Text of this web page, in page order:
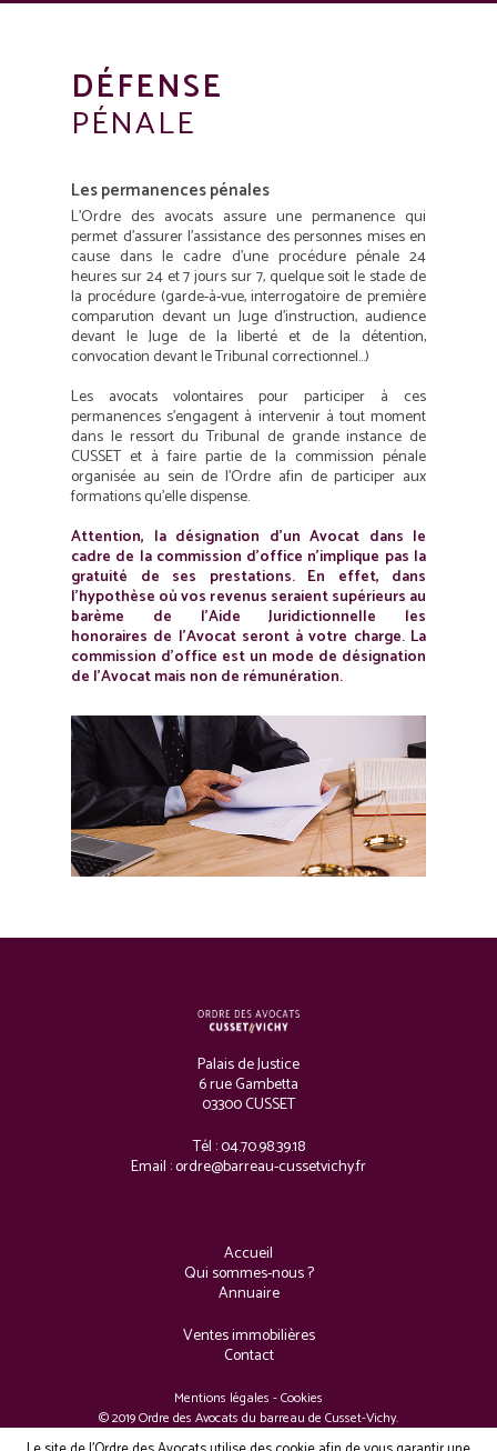
DÉFENSE
PÉNALE
Les permanences pénales
L’Ordre des avocats assure une permanence qui
permet d’assurer l’assistance des personnes mises en
cause dans le cadre d’une procédure pénale 24
heures sur 24 et 7 jours sur 7, quelque soit le stade de
la procédure (garde-à-vue, interrogatoire de première
comparution devant un Juge d’instruction, audience
devant le Juge de la liberté et de la détention,
convocation devant le Tribunal correctionnel…)
Les avocats volontaires pour participer à ces
permanences s’engagent à intervenir à tout moment
dans le ressort du Tribunal de grande instance de
CUSSET et à faire partie de la commission pénale
organisée au sein de l’Ordre afin de participer aux
formations qu’elle dispense.
Attention, la désignation d’un Avocat dans le
cadre de la commission d’office n’implique pas la
gratuité de ses prestations. En effet, dans
l’hypothèse où vos revenus seraient supérieurs au
barème de l’Aide Juridictionnelle les
honoraires de l’Avocat seront à votre charge. La
commission d’office est un mode de désignation
de l’Avocat mais non de rémunération.
Palais de Justice
6 rue Gambetta
03300 CUSSET
Tél : 04.70.98.39.18
Email :ordre@barreau-cussetvichy.fr
Accueil
Qui sommes-nous ?
Annuaire
Ventes immobilières
Contact
Mentions légales -Cookies
© 2019 Ordre des Avocats du barreau de Cusset-Vichy.
Réalisé à Clermont-Ferrand par
Numéria Communication